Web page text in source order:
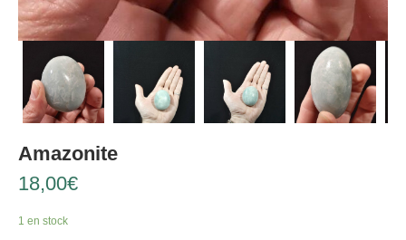
Amazonite
18,00€
1 en stock